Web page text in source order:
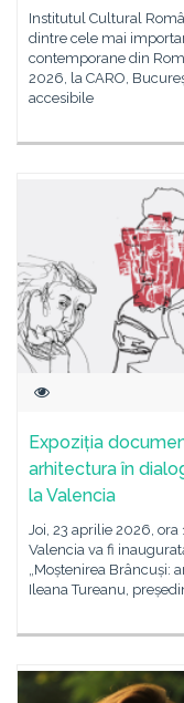
Institutul Cultural
dintre cele mai
contemporane din
2026, la CARO,
accesibile
Expoziția
arhitectura în
la Valencia
Joi, 23 aprilie 2026,
Valencia va fi
„Moștenirea Brâncuși:
Ileana Tureanu,